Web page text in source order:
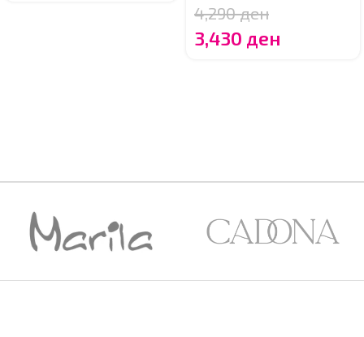
4,290ден
3,430 ден